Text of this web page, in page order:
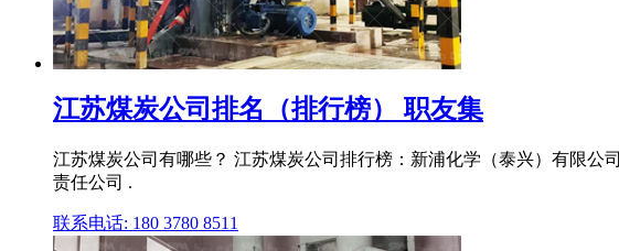
江苏煤炭公司排名（排行榜） 职友集
江苏煤炭公司有哪些？ 江苏煤炭公司排行榜：新浦化学（泰兴）有限
责任公司 .
联系电话: 180 3780 8511